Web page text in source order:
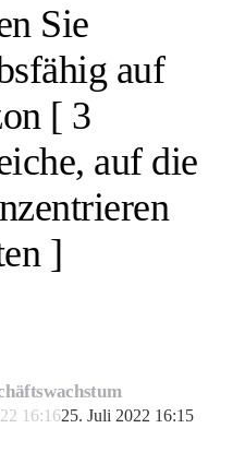
Sie
auf
[ 3
auf die
]
16:1625. Juli 2022 16:15